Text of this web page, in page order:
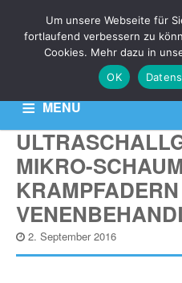
MENU
HOME KONTAKT
Aktuelle News zu Ihren
MIKRO-
2. September 2016
Um unsere Webseite für
fortlaufend verbessern zu
Cookies. Mehr dazu in
OK